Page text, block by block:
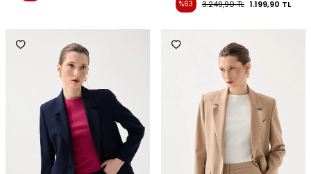
%63 3.249,90TL 1.199,90 TL